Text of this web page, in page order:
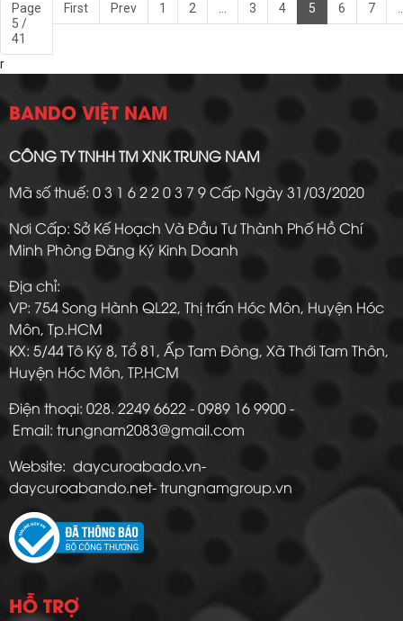
Page
5 /
41
First Prev 1 2 ... 3 4 5 6 7
r
BANDO VIỆT NAM
CÔNG TY TNHH TM XNK TRUNG NAM
Mã số thuế: 0 3 1 6 2 2 0 3 7 9 Cấp Ngày 31/03/2020
Nơi Cấp: Sở Kế Hoạch Và Đầu Tư Thành Phố Hồ Chí
Minh Phòng Đăng Ký Kinh Doanh
Địa chỉ:
VP: 754 Song Hành QL22, Thị trấn Hóc Môn, Huyện Hóc
Môn, Tp.HCM
KX: 5/44 Tô Ký 8, Tổ 81, Ấp Tam Đông, Xã Thới Tam Thôn,
Huyện Hóc Môn, TP.HCM
Điện thoại: 028. 2249 6622 - 0989 16 9900 -
Email: trungnam2083@gmail.com
Website: daycuroabado.vn-
daycuroabando.net- trungnamgroup.vn
HỖ TRỢ